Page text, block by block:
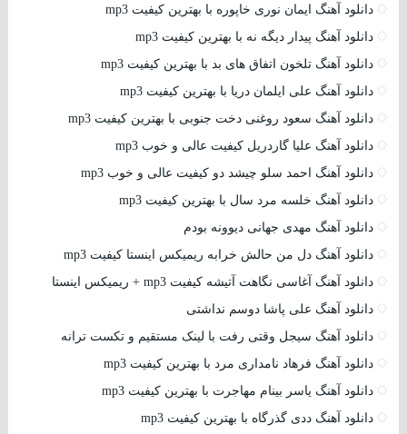
دانلود آهنگ ایمان نوری خاپوره با بهترین کیفیت mp3
دانلود آهنگ پیدار دیگه نه با بهترین کیفیت mp3
دانلود آهنگ تلخون اتفاق های بد با بهترین کیفیت mp3
دانلود آهنگ علی ایلمان دریا با بهترین کیفیت mp3
دانلود آهنگ سعود روغنی دخت جنوبی با بهترین کیفیت mp3
دانلود آهنگ علیا گاردریل کیفیت عالی و خوب mp3
دانلود آهنگ احمد سلو چیشد دو کیفیت عالی و خوب mp3
دانلود آهنگ خلسه مرد سال با بهترین کیفیت mp3
دانلود آهنگ مهدی جهانی دیوونه بودم
دانلود آهنگ دل من حالش خرابه ریمیکس اینستا کیفیت mp3
دانلود آهنگ آغاسی نگاهت آتیشه کیفیت mp3 + ریمیکس اینستا
دانلود آهنگ علی پاشا دوسم نداشتی
دانلود آهنگ سیجل وقتی رفت با لینک مستقیم و تکست ترانه
دانلود آهنگ فرهاد نامداری مرد با بهترین کیفیت mp3
دانلود آهنگ یاسر بینام مهاجرت با بهترین کیفیت mp3
دانلود آهنگ ددی گذرگاه با بهترین کیفیت mp3